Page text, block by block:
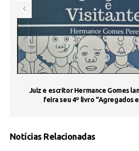
Juiz e escritor Hermance Gomes
feira seu 4º livro “Agregados
Notícias Relacionadas